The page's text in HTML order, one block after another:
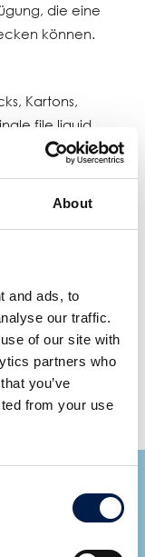
About
and ads, to
our traffic.
of our site with
partners who
you’ve
from your use
die eine
können.
Kartons,
file liquid
5.5, 8"
m | 34 lb/ft
| 200 fpm
/ gewöhnlich
ft
60 m |